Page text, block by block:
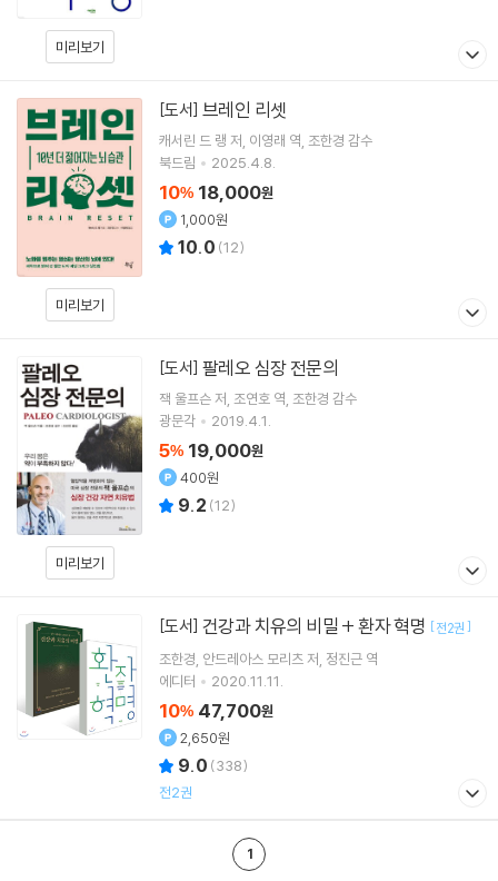
미리보기
미리보기
[도서] 브레인 리셋
캐서린 드 랭 저 이영래 역 조한경 감수
북드림
2025.4.8.
10% 18,000원
1,000원
10.0 (12)
미리보기
[도서] 팔레오 심장 전문의
잭 울프슨저 조연호 역 조한경 감수
광문각
2019.4.1.
5% 19,000원
400원
9.2 (12)
[도서] 건강과 치유의 비밀 + 환자 혁명 [전2권 ]
조한경 안드레아스 모리츠저 정진근 역
에디터
2020.11.11.
10% 47,700원
2,650원
9.0 (338)
전2권
1